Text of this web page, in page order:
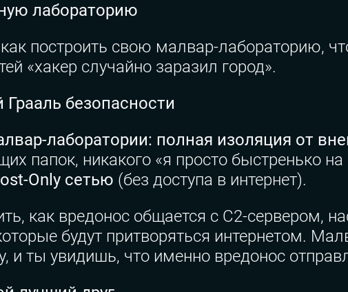
лабораторию
как построить свою малвар-лабораторию,
«хакер случайно заразил город».
безопасности
лаборатории: полная изоляция от
папок, никакого «я просто быстренько
Only сетью (без доступа в интернет).
как вредонос общается с C2-сервером,
будут притворяться интернетом.
и ты увидишь, что именно вредонос